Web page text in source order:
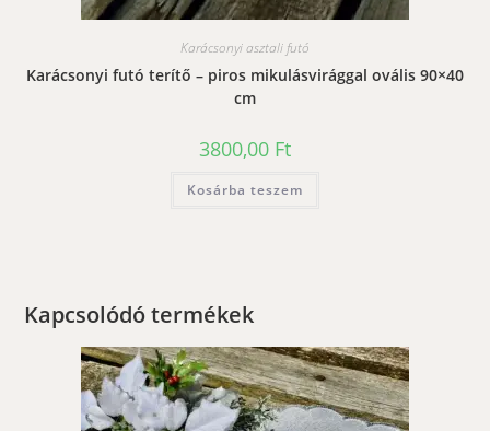
Karácsonyi asztali futó
Karácsonyi futó terítő – piros mikulásvirággal ovális 90×40
cm
3800,00 Ft
Kosárba teszem
Kapcsolódó termékek